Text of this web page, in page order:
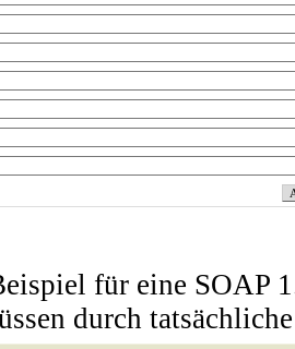
für eine SOAP
durch